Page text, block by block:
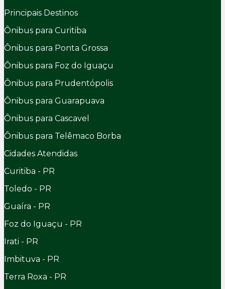
Principais Destinos
Ônibus para Curitiba
Ônibus para Ponta Grossa
Ônibus para Foz do Iguaçu
Ônibus para Prudentópolis
Ônibus para Guarapuava
Ônibus para Cascavel
Ônibus para Telêmaco Borba
Cidades Atendidas
Curitiba - PR
Toledo - PR
Guaíra - PR
Foz do Iguaçu - PR
Irati - PR
Imbituva - PR
Terra Roxa - PR